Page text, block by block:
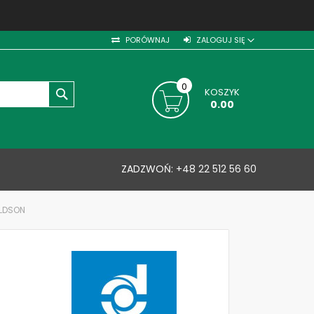
PORÓWNAJ ZALOGUJ SIĘ
KOSZYK
0.00
0
ZADZWOŃ: +48 22 512 56 60